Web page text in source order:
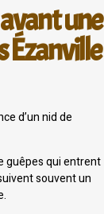
une
Ézanville
d’un nid de
guêpes qui entrent
souvent un